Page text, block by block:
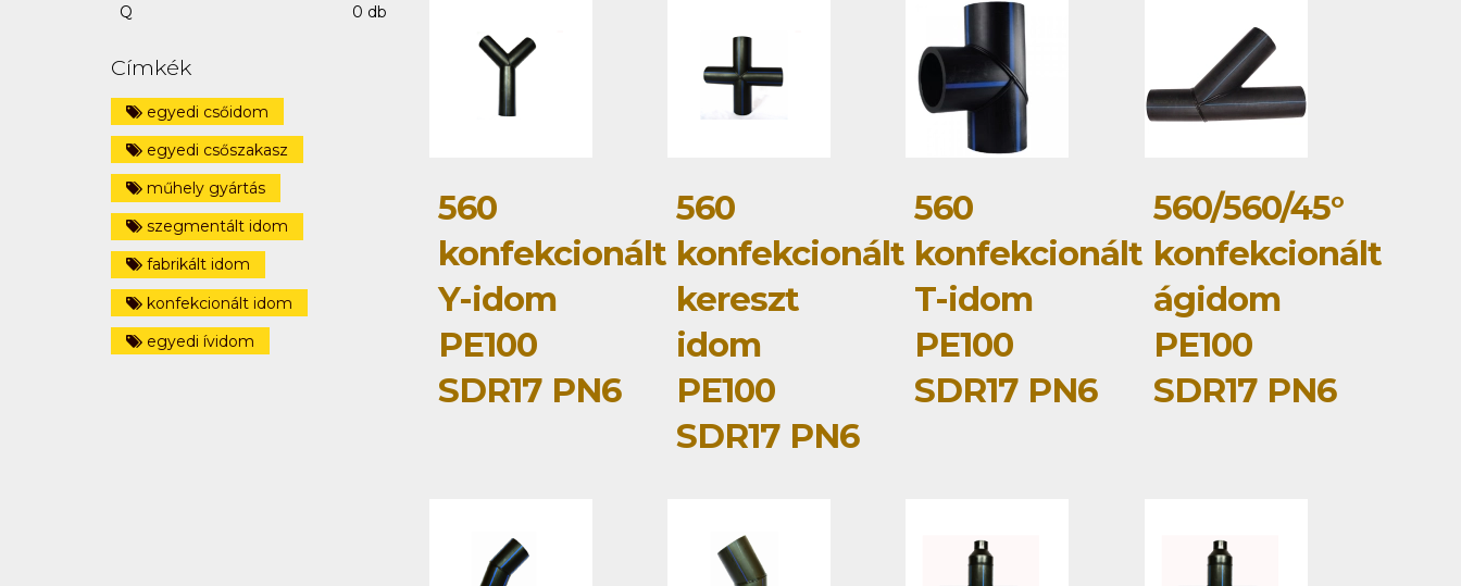
Q 0 db
Címkék
egyedi csőidom
egyedi csőszakasz
műhely gyártás
szegmentált idom
fabrikált idom
konfekcionált idom
egyedi ívidom
560
konfekcionált
Y-idom
PE100
SDR17 PN6
560
konfekcionált
kereszt
idom
PE100
SDR17 PN6
560
konfekcionált
T-idom
PE100
SDR17 PN6
560/560/45°
konfekcionált
ágidom
PE100
SDR17 PN6